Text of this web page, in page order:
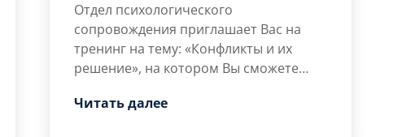
Отдел психологического
сопровождения приглашает Вас на
тренинг на тему: «Конфликты и их
решение», на котором Вы сможете
на спорные ситуации и разработать
психологических […]
Читать далее